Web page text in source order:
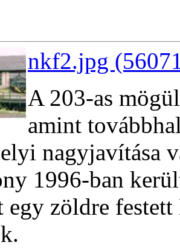
nkf2.jpg
A 203-as
amint
nagyjavítása
1996-ban
egy zöldre